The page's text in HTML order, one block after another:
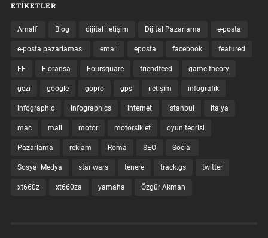
ETIKETLER
Amalfi Blog dijital iletişim Dijital Pazarlama e-posta
e-posta pazarlaması email eposta facebook featured
FF Floransa Foursquare friendfeed game theory
gezi google gopro gps iletişim infografik
infographic infographics internet istanbul italya
mac mail motor motorsiklet oyun teorisi
Pazarlama reklam Roma SEO Social
Sosyal Medya star wars tenere track.gs twitter
xt660z xt660za yamaha Özgür Akman